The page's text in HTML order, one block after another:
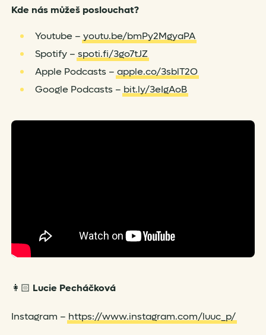
Kde nás můžeš poslouchat?
Youtube – youtu.be/bmPy2MgyaPA
Spotify – spoti.fi/3go7tJZ
Apple Podcasts – apple.co/3sblT2O
Google Podcasts – bit.ly/3eIgAoB
👩🏻 Lucie Pecháčková
Instagram – https://www.instagram.com/luuc_p/